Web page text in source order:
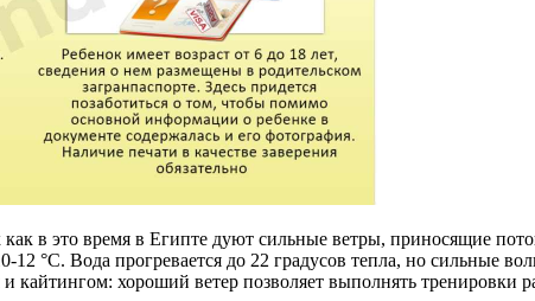
в это время в Египте дуют сильные ветры, приносящие
12 °С. Вода прогревается до 22 градусов тепла, но сильные
кайтингом: хороший ветер позволяет выполнять тренировки